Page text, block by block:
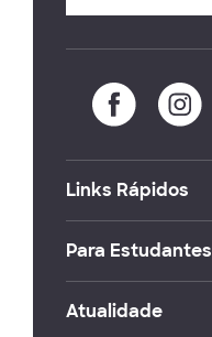
Links Rápidos
Para Estudantes
Atualidade